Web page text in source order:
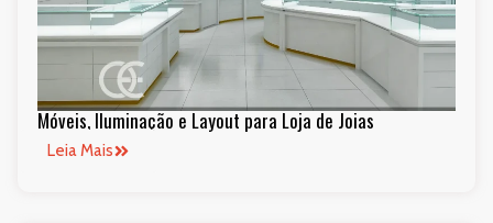
Móveis, Iluminação e Layout para Loja de Joias
Leia Mais